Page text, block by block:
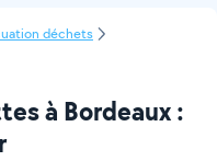
déchets
à Bordeaux :